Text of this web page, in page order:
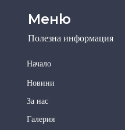
Меню
Полезна информация
Начало
Новини
За нас
Галерия